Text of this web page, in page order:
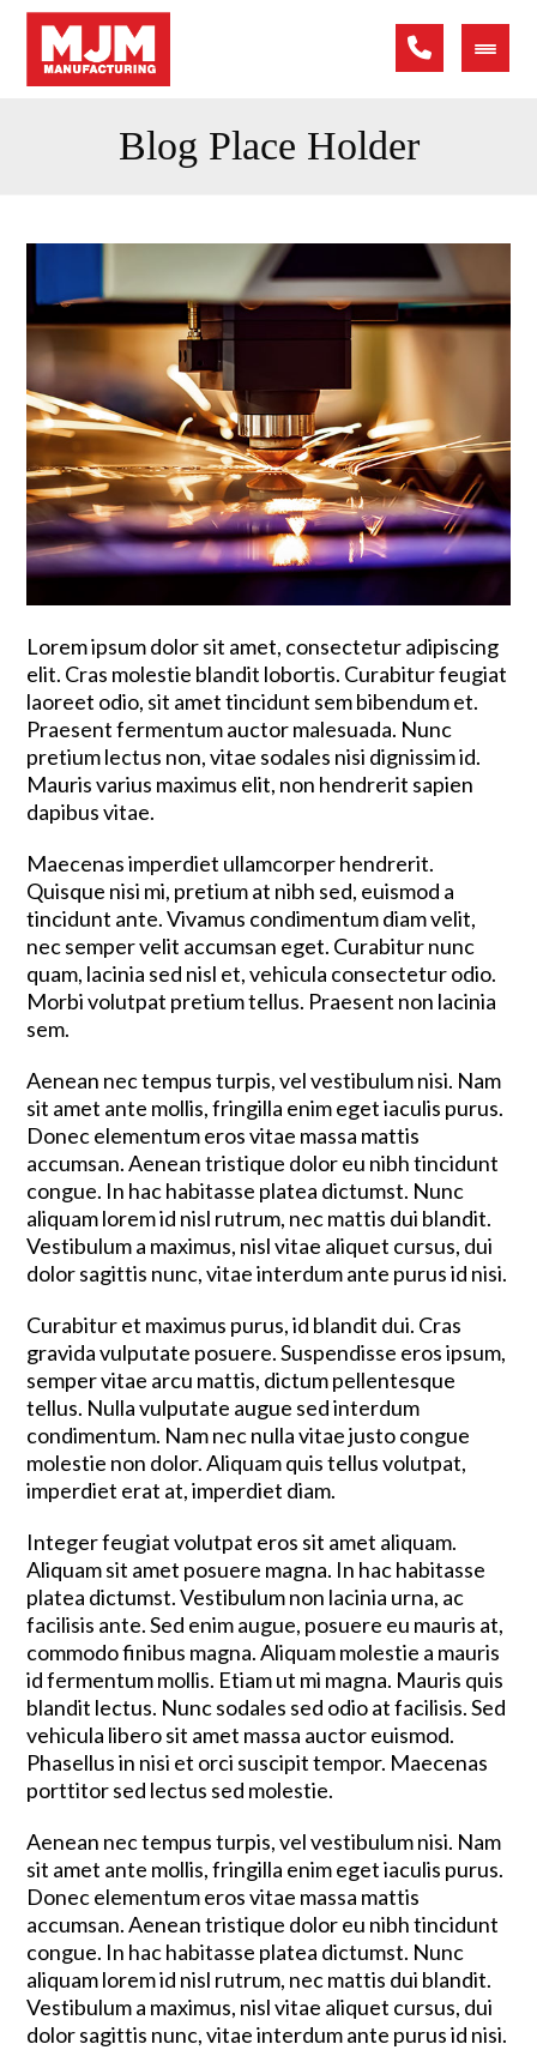
Blog Place Holder
Lorem ipsum dolor sit amet, consectetur adipiscing
elit. Cras molestie blandit lobortis. Curabitur feugiat
laoreet odio, sit amet tincidunt sem bibendum et.
Praesent fermentum auctor malesuada. Nunc
pretium lectus non, vitae sodales nisi dignissim id.
Mauris varius maximus elit, non hendrerit sapien
dapibus vitae.
Maecenas imperdiet ullamcorper hendrerit.
Quisque nisi mi, pretium at nibh sed, euismod a
tincidunt ante. Vivamus condimentum diam velit,
nec semper velit accumsan eget. Curabitur nunc
quam, lacinia sed nisl et, vehicula consectetur odio.
Morbi volutpat pretium tellus. Praesent non lacinia
sem.
Aenean nec tempus turpis, vel vestibulum nisi. Nam
sit amet ante mollis, fringilla enim eget iaculis purus.
Donec elementum eros vitae massa mattis
accumsan. Aenean tristique dolor eu nibh tincidunt
congue. In hac habitasse platea dictumst. Nunc
aliquam lorem id nisl rutrum, nec mattis dui blandit.
Vestibulum a maximus, nisl vitae aliquet cursus, dui
dolor sagittis nunc, vitae interdum ante purus id nisi.
Curabitur et maximus purus, id blandit dui. Cras
gravida vulputate posuere. Suspendisse eros ipsum,
semper vitae arcu mattis, dictum pellentesque
tellus. Nulla vulputate augue sed interdum
condimentum. Nam nec nulla vitae justo congue
molestie non dolor. Aliquam quis tellus volutpat,
imperdiet erat at, imperdiet diam.
Integer feugiat volutpat eros sit amet aliquam.
Aliquam sit amet posuere magna. In hac habitasse
platea dictumst. Vestibulum non lacinia urna, ac
facilisis ante. Sed enim augue, posuere eu mauris at,
commodo finibus magna. Aliquam molestie a mauris
id fermentum mollis. Etiam ut mi magna. Mauris quis
blandit lectus. Nunc sodales sed odio at facilisis. Sed
vehicula libero sit amet massa auctor euismod.
Phasellus in nisi et orci suscipit tempor. Maecenas
porttitor sed lectus sed molestie.
Aenean nec tempus turpis, vel vestibulum nisi. Nam
sit amet ante mollis, fringilla enim eget iaculis purus.
Donec elementum eros vitae massa mattis
accumsan. Aenean tristique dolor eu nibh tincidunt
congue. In hac habitasse platea dictumst. Nunc
aliquam lorem id nisl rutrum, nec mattis dui blandit.
Vestibulum a maximus, nisl vitae aliquet cursus, dui
dolor sagittis nunc, vitae interdum ante purus id nisi.